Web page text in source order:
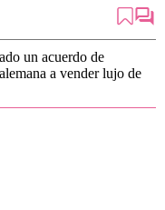
un acuerdo de
a vender lujo de